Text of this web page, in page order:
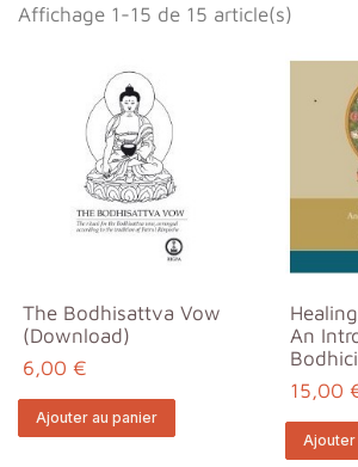
Affichage 1-15 de 15 article(s)
The Bodhisattva Vow
(download)
6,00 €
Ajouter au panier
An
15,00
Ajouter